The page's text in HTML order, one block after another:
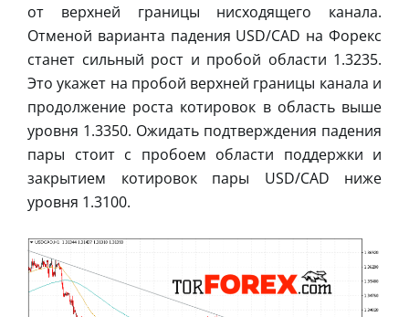
от верхней границы нисходящего канала.
Отменой варианта падения USD/CAD на Форекс
станет сильный рост и пробой области 1.3235.
Это укажет на пробой верхней границы канала и
продолжение роста котировок в область выше
уровня 1.3350. Ожидать подтверждения падения
пары стоит с пробоем области поддержки и
закрытием котировок пары USD/CAD ниже
уровня 1.3100.